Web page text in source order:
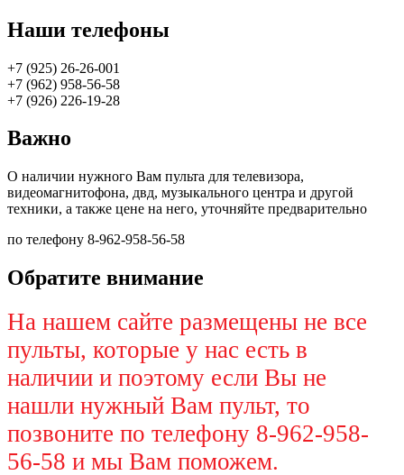
Наши телефоны
+7 (925) 26-26-001
+7 (962) 958-56-58
+7 (926) 226-19-28
Важно
О наличии нужного Вам пульта для телевизора,
видеомагнитофона, двд, музыкального центра и другой
техники, а также цене на него, уточняйте предварительно
по телефону 8-962-958-56-58
Обратите внимание
На нашем сайте размещены не все
пульты, которые у нас есть в
наличии и поэтому если Вы не
нашли нужный Вам пульт, то
позвоните по телефону 8-962-958-
56-58 и мы Вам поможем.